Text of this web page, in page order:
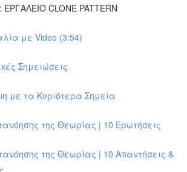
CLONE PATTERN
με Video (3:54)
Σημειώσεις
με τα Κυριότερα Σημεία
της Θεωρίας | 10 Ερωτήσεις
της Θεωρίας | 10 Απαντήσεις &